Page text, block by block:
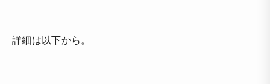
詳細は以下から。